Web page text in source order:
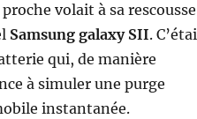
volait à sa rescousse
Samsung galaxy SII.
qui, de manière
à simuler une purge
instantanée.